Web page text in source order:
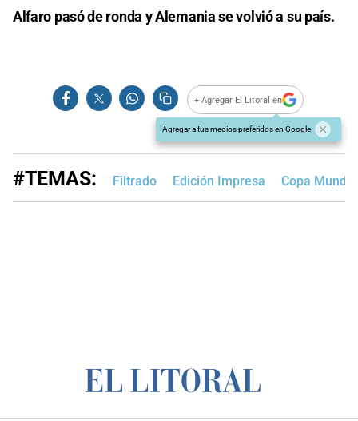
Alfaro pasó de ronda y Alemania se volvió a su país.
+ Agregar El Litoral en
Agregar a tus medios preferidos en Google
#TEMAS: Filtrado Edición Impresa Copa